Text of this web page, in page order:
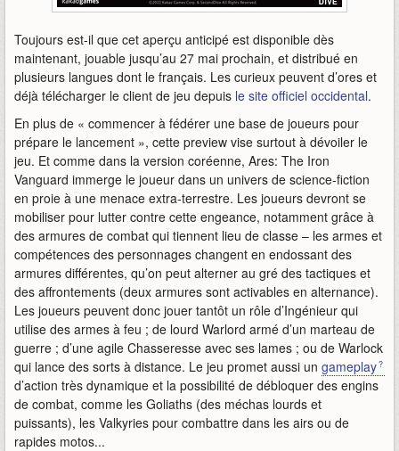
Toujours est-il que cet aperçu anticipé est disponible dès
maintenant, jouable jusqu’au 27 mai prochain, et distribué en
plusieurs langues dont le français. Les curieux peuvent d’ores et
déjà télécharger le client de jeu depuis le site officiel occidental.
En plus de « commencer à fédérer une base de joueurs pour
prépare le lancement », cette preview vise surtout à dévoiler le
jeu. Et comme dans la version coréenne, Ares: The Iron
Vanguard immerge le joueur dans un univers de science-fiction
en proie à une menace extra-terrestre. Les joueurs devront se
mobiliser pour lutter contre cette engeance, notamment grâce à
des armures de combat qui tiennent lieu de classe – les armes et
compétences des personnages changent en endossant des
armures différentes, qu’on peut alterner au gré des tactiques et
des affrontements (deux armures sont activables en alternance).
Les joueurs peuvent donc jouer tantôt un rôle d’Ingénieur qui
utilise des armes à feu ; de lourd Warlord armé d’un marteau de
guerre ; d’une agile Chasseresse avec ses lames ; ou de Warlock
qui lance des sorts à distance. Le jeu promet aussi un gameplay
d’action très dynamique et la possibilité de débloquer des engins
de combat, comme les Goliaths (des méchas lourds et
puissants), les Valkyries pour combattre dans les airs ou de
rapides motos...